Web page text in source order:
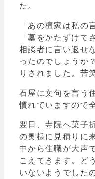
た。
「あの檀家は私の
「墓をかたずけて
相談者に言い返せ
ったのでしょうか
りされました。苦
石屋に文句を言う
慣れていますので
翌日、寺院へ菓子
の奥様に見積りに
中から住職が大声
こえてきます。ど
いないようでした